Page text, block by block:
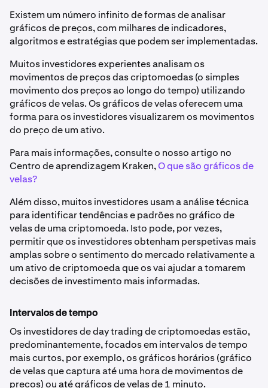
Existem um número infinito de formas de analisar
gráficos de preços, com milhares de indicadores,
algoritmos e estratégias que podem ser implementadas.
Muitos investidores experientes analisam os
movimentos de preços das criptomoedas (o simples
movimento dos preços ao longo do tempo) utilizando
gráficos de velas. Os gráficos de velas oferecem uma
forma para os investidores visualizarem os movimentos
do preço de um ativo.
Para mais informações, consulte o nosso artigo no
Centro de aprendizagem Kraken,O que são gráficos de
velas?
Além disso, muitos investidores usam a análise técnica
para identificar tendências e padrões no gráfico de
velas de uma criptomoeda. Isto pode, por vezes,
permitir que os investidores obtenham perspetivas mais
amplas sobre o sentimento do mercado relativamente a
um ativo de criptomoeda que os vai ajudar a tomarem
decisões de investimento mais informadas.
Intervalos de tempo
Os investidores de day trading de criptomoedas estão,
predominantemente, focados em intervalos de tempo
mais curtos, por exemplo, os gráficos horários (gráfico
de velas que captura até uma hora de movimentos de
preços) ou até gráficos de velas de 1 minuto.